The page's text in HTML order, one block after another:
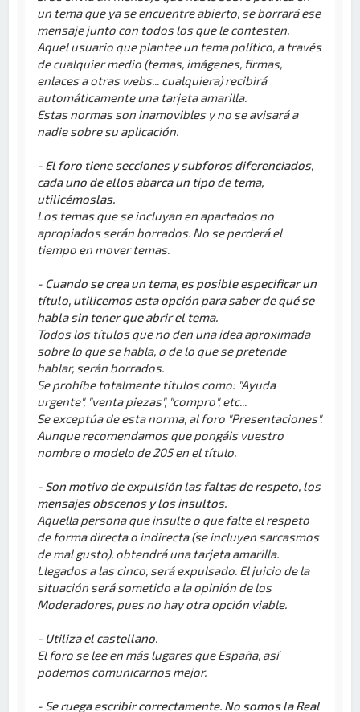
un tema que ya se encuentre abierto, se borrará ese
mensaje junto con todos los que le contesten.
Aquel usuario que plantee un tema político, a través
de cualquier medio (temas, imágenes, firmas,
enlaces a otras webs... cualquiera) recibirá
automáticamente una tarjeta amarilla.
Estas normas son inamovibles y no se avisará a
nadie sobre su aplicación.
- El foro tiene secciones y subforos diferenciados,
cada uno de ellos abarca un tipo de tema,
utilicémoslas.
Los temas que se incluyan en apartados no
apropiados serán borrados. No se perderá el
tiempo en mover temas.
- Cuando se crea un tema, es posible especificar un
título, utilicemos esta opción para saber de qué se
habla sin tener que abrir el tema.
Todos los títulos que no den una idea aproximada
sobre lo que se habla, o de lo que se pretende
hablar, serán borrados.
Se prohíbe totalmente títulos como: "Ayuda
urgente", "venta piezas", "compro", etc...
Se exceptúa de esta norma, al foro "Presentaciones".
Aunque recomendamos que pongáis vuestro
nombre o modelo de 205 en el título.
- Son motivo de expulsión las faltas de respeto, los
mensajes obscenos y los insultos.
Aquella persona que insulte o que falte el respeto
de forma directa o indirecta (se incluyen sarcasmos
de mal gusto), obtendrá una tarjeta amarilla.
Llegados a las cinco, será expulsado. El juicio de la
situación será sometido a la opinión de los
Moderadores, pues no hay otra opción viable.
- Utiliza el castellano.
El foro se lee en más lugares que España, así
podemos comunicarnos mejor.
- Se ruega escribir correctamente. No somos la Real